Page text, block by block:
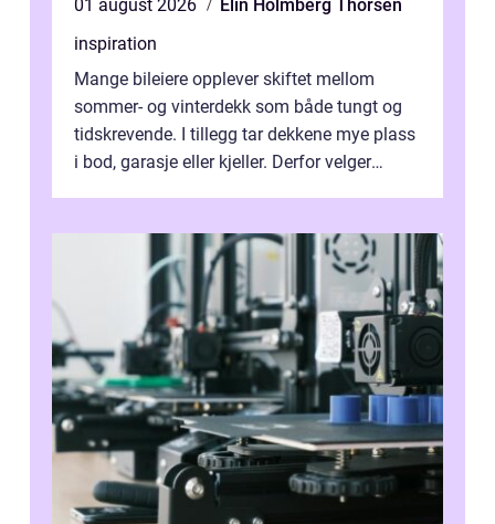
01 august 2026
Elin Holmberg Thorsen
inspiration
Mange bileiere opplever skiftet mellom
sommer- og vinterdekk som både tungt og
tidskrevende. I tillegg tar dekkene mye plass
i bod, garasje eller kjeller. Derfor velger